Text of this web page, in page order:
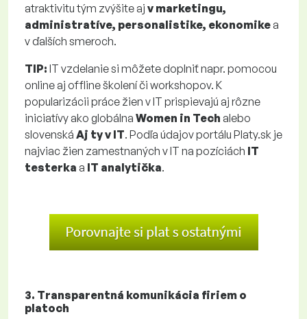
atraktivitu tým zvýšite aj v marketingu,
administratíve, personalistike, ekonomikea
v ďalších smeroch.
TIP: IT vzdelanie si môžete doplniť napr. pomocou
online aj offline školení či workshopov. K
popularizácii práce žien v IT prispievajú aj rôzne
iniciatívy ako globálna Women in Tech alebo
slovenská Aj ty v IT. Podľa údajov portálu Platy.sk je
najviac žien zamestnaných v IT na pozíciách IT
testerka a IT analytička.
3. Transparentná komunikácia firiem o
platoch